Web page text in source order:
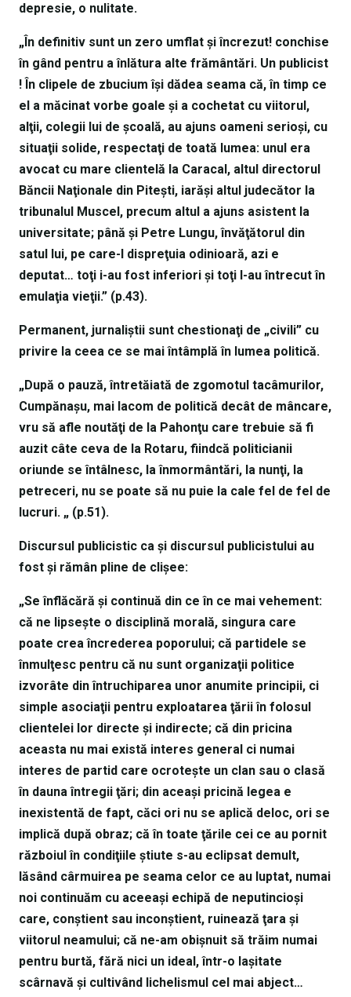
depresie, o nulitate.
„În definitiv sunt un zero umflat şi încrezut! conchise
în gând pentru a înlătura alte frământări. Un publicist
! În clipele de zbucium îşi dădea seama că, în timp ce
el a măcinat vorbe goale şi a cochetat cu viitorul,
alţii, colegii lui de şcoală, au ajuns oameni serioşi, cu
situaţii solide, respectaţi de toată lumea: unul era
avocat cu mare clientelă la Caracal, altul directorul
Băncii Naţionale din Piteşti, iarăşi altul judecător la
tribunalul Muscel, precum altul a ajuns asistent la
universitate; până şi Petre Lungu, învăţătorul din
satul lui, pe care-l dispreţuia odinioară, azi e
deputat… toţi i-au fost inferiori şi toţi l-au întrecut în
emulaţia vieţii.” (p.43).
Permanent, jurnaliştii sunt chestionaţi de „civili” cu
privire la ceea ce se mai întâmplă în lumea politică.
„După o pauză, întretăiată de zgomotul tacâmurilor,
Cumpănaşu, mai lacom de politică decât de mâncare,
vru să afle noutăţi de la Pahonţu care trebuie să fi
auzit câte ceva de la Rotaru, fiindcă politicianii
oriunde se întâlnesc, la înmormântări, la nunţi, la
petreceri, nu se poate să nu puie la cale fel de fel de
lucruri. „ (p.51).
Discursul publicistic ca şi discursul publicistului au
fost şi rămân pline de clişee:
„Se înflăcără şi continuă din ce în ce mai vehement:
că ne lipseşte o disciplină morală, singura care
poate crea încrederea poporului; că partidele se
înmulţesc pentru că nu sunt organizaţii politice
izvorâte din întruchiparea unor anumite principii, ci
simple asociaţii pentru exploatarea ţării în folosul
clientelei lor directe şi indirecte; că din pricina
aceasta nu mai există interes general ci numai
interes de partid care ocroteşte un clan sau o clasă
în dauna întregii ţări; din aceaşi pricină legea e
inexistentă de fapt, căci ori nu se aplică deloc, ori se
implică după obraz; că în toate ţările cei ce au pornit
războiul în condiţiile ştiute s-au eclipsat demult,
lăsând cârmuirea pe seama celor ce au luptat, numai
noi continuăm cu aceeaşi echipă de neputincioşi
care, conştient sau inconştient, ruinează ţara şi
viitorul neamului; că ne-am obişnuit să trăim numai
pentru burtă, fără nici un ideal, într-o laşitate
scârnavă şi cultivând lichelismul cel mai abject…